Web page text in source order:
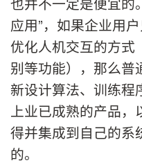
应用”，如果企业用
优化人机交互的方式
别等功能），那么普
新设计算法、训练程
上业已成熟的产品，
得并集成到自己的系
的。